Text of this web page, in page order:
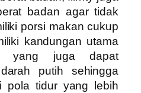
badan agar tidak
porsi makan cukup
kandungan utama
yang juga dapat
putih sehingga
pola tidur yang lebih